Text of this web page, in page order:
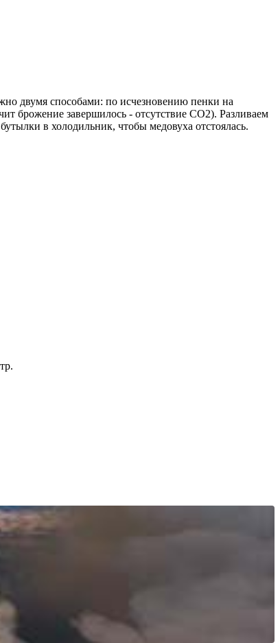
двумя способами: по исчезновению пенки на
брожение завершилось - отсутствие CO2). Разливаем
в холодильник, чтобы медовуха отстоялась.